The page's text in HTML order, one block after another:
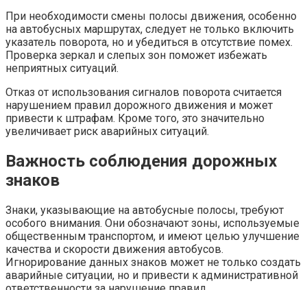
При необходимости смены полосы движения, особенно
на автобусных маршрутах, следует не только включить
указатель поворота, но и убедиться в отсутствие помех.
Проверка зеркал и слепых зон поможет избежать
неприятных ситуаций.
Отказ от использования сигналов поворота считается
нарушением правил дорожного движения и может
привести к штрафам. Кроме того, это значительно
увеличивает риск аварийных ситуаций.
Важность соблюдения дорожных
знаков
Знаки, указывающие на автобусные полосы, требуют
особого внимания. Они обозначают зоны, используемые
общественным транспортом, и имеют целью улучшение
качества и скорости движения автобусов.
Игнорирование данных знаков может не только создать
аварийные ситуации, но и привести к административной